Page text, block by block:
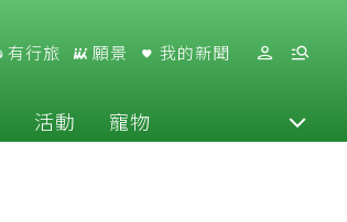
有行旅 願景 我的新聞
活動 寵物